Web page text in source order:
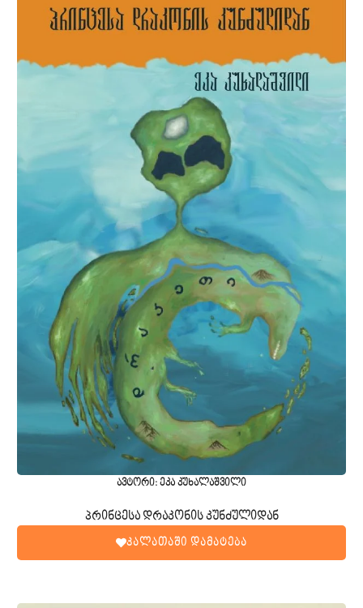
ავტორი: ეკა კუხალაშვილი
პრინცესა დრაკონის კუნძულიდან
კალათაში დამატება